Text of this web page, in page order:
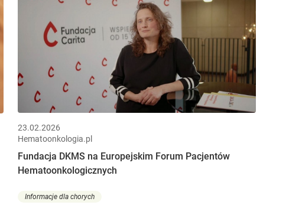
23.02.2026
Hematoonkologia.pl
Fundacja DKMS na Europejskim Forum Pacjentów
Hematoonkologicznych
Informacje dla chorych